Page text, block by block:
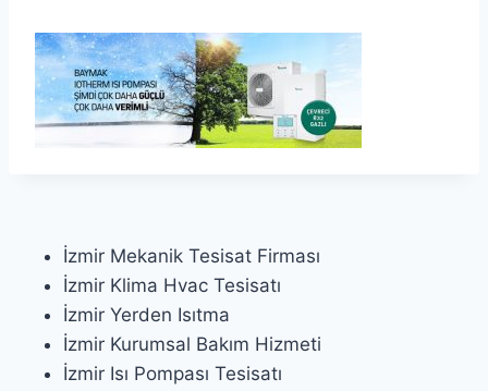
İzmir Mekanik Tesisat Firması
İzmir Klima Hvac Tesisatı
İzmir Yerden Isıtma
İzmir Kurumsal Bakım Hizmeti
İzmir Isı Pompası Tesisatı